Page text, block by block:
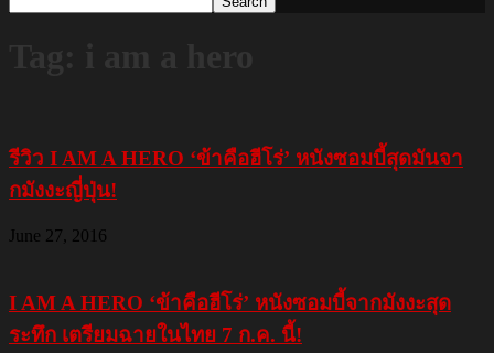
รีวิว I AM A HERO ‘ข้าคือฮีโร่’ หนังซอมบี้สุดมันจา
กมังงะญี่ปุ่น!
June 27, 2016
I AM A HERO ‘ข้าคือฮีโร่’ หนังซอมบี้จากมังงะสุด
ระทึก เตรียมฉายในไทย 7 ก.ค. นี้!